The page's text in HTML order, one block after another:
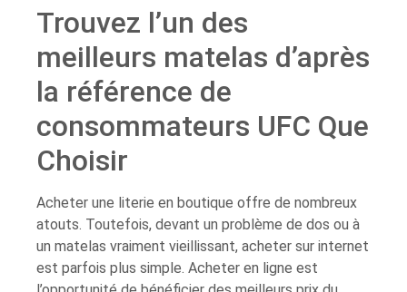
Trouvez l’un des
meilleurs matelas d’après
la référence de
consommateurs UFC Que
Choisir
Acheter une literie en boutique offre de nombreux
atouts. Toutefois, devant un problème de dos ou à
un matelas vraiment vieillissant, acheter sur internet
est parfois plus simple. Acheter en ligne est